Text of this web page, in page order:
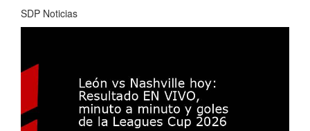
SDP Noticias